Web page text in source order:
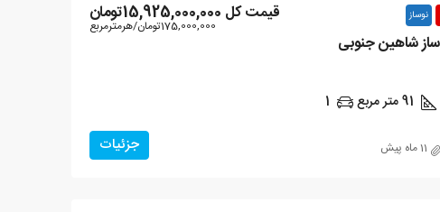
نوساز قیمت کل 15,925,000,000تومان
175,000,000تومان /هرمترمربع
91متر مربع 1
جزئیات 11 ماه پیش